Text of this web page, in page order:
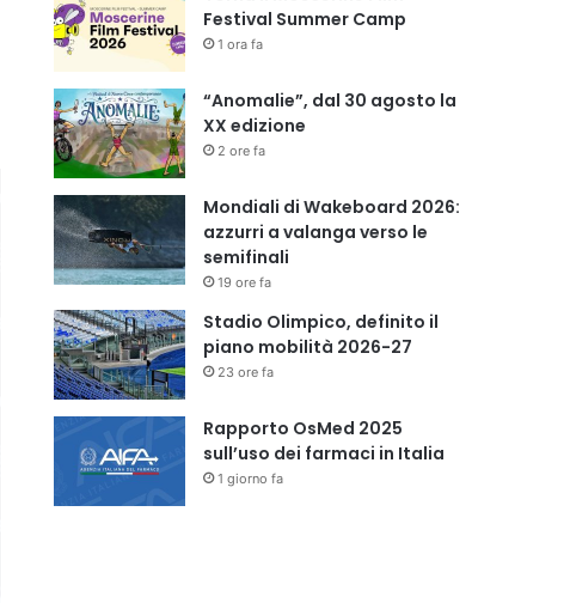
Festival Summer Camp
1 ora fa
“Anomalie”, dal 30 agosto la
XX edizione
2 ore fa
Mondiali di Wakeboard 2026:
azzurri a valanga verso le
semifinali
19 ore fa
Stadio Olimpico, definito il
piano mobilità 2026-27
23 ore fa
Rapporto OsMed 2025
sull’uso dei farmaci in Italia
1 giorno fa